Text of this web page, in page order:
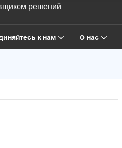
решений
к нам О нас